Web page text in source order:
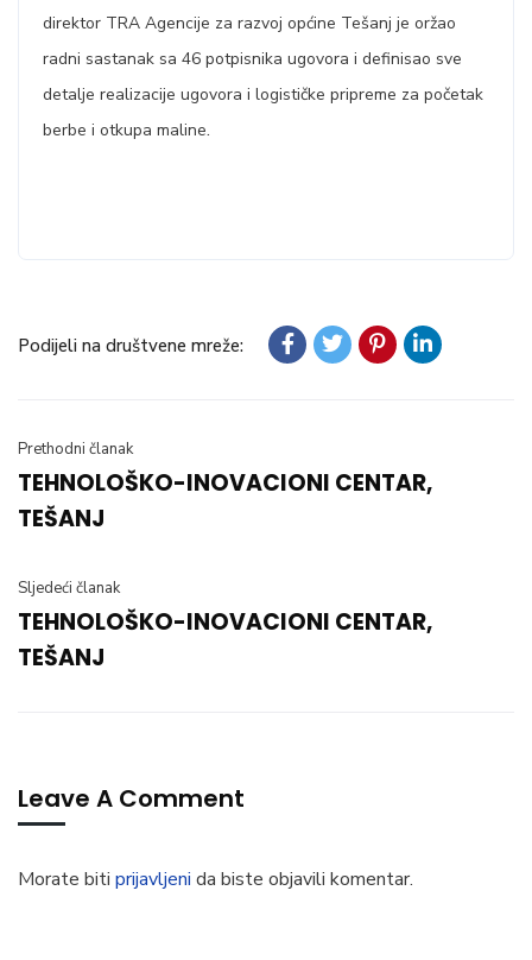
direktor TRA Agencije za razvoj općine Tešanj je oržao
radni sastanak sa 46 potpisnika ugovora i definisao sve
detalje realizacije ugovora i logističke pripreme za početak
berbe i otkupa maline.
Podijeli na društvene mreže:
Prethodni članak
TEHNOLOŠKO-INOVACIONI CENTAR,
TEŠANJ
Sljedeći članak
TEHNOLOŠKO-INOVACIONI CENTAR,
TEŠANJ
Leave A Comment
Morate biti prijavljeni da biste objavili komentar.